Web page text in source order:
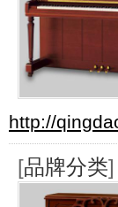
http://
[品牌分类]